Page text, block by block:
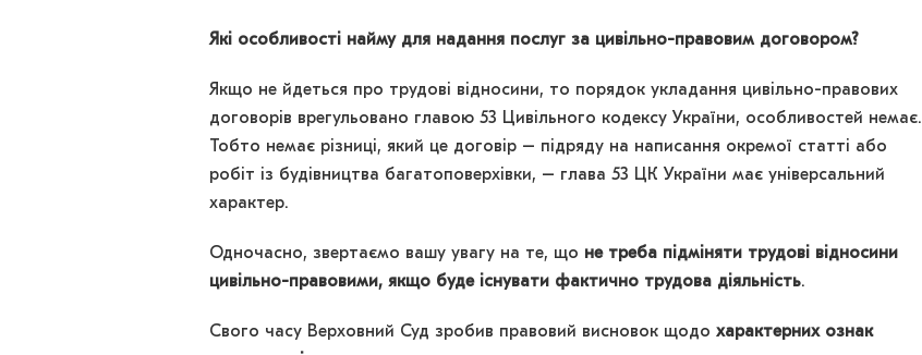
Які особливості найму для надання послуг за цивільно-правовим договором?
Якщо не йдеться про трудові відносини, то порядок укладання цивільно-правових
договорів врегульовано главою 53 Цивільного кодексу України, особливостей немає.
Тобто немає різниці, який це договір – підряду на написання окремої статті або
робіт із будівництва багатоповерхівки, – глава 53 ЦК України має універсальний
характер.
Одночасно, звертаємо вашу увагу на те, що не треба підміняти трудові відносини
цивільно-правовими, якщо буде існувати фактично трудова діяльність.
Свого часу Верховний Суд зробив правовий висновок щодо характерних ознак